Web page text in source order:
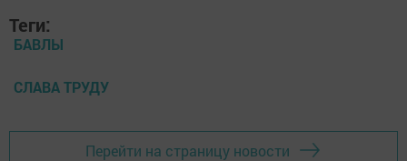
Теги:
БАВЛЫ
СЛАВА ТРУДУ
Перейти на страницу новости